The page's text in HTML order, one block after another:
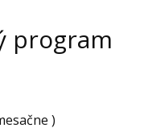
program
)